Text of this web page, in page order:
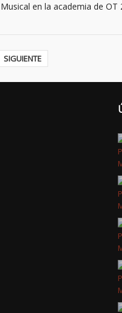
Musical en la academia de OT
SIGUIENTE